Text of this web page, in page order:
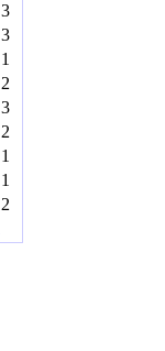
3
3
1
2
3
2
1
1
2